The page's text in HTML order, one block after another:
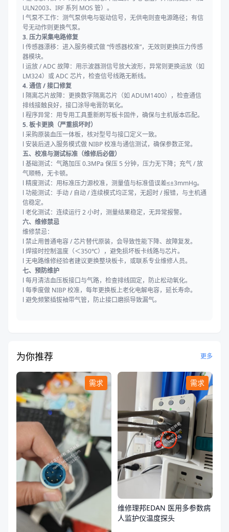
ULN2003、IRF 系列 MOS 管）。
l 气泵不工作：测气泵供电与驱动信号，无供电则查电源路径；有信
号无动作则更换气泵。
3. 压力采集电路修复
l 传感器漂移：进入服务模式做 “传感器校准”，无效则更换压力传感
器模块。
l 运放 / ADC 故障：用示波器测信号放大波形，异常则更换运放（如
LM324）或 ADC 芯片，检查信号线路无断线。
4. 通信 / 接口修复
l 隔离芯片故障：更换数字隔离芯片（如 ADUM1400），检查通信
排线接触良好，接口涂导电膏防氧化。
l 程序异常：用专用工具重新刷写板卡固件，确保与主机版本匹配。
5. 板卡更换（严重损坏时）
l 采购原装血压一体板，核对型号与接口定义一致。
l 安装后进入服务模式做 NIBP 校准与通信测试，确保参数正常。
五、校准与测试标准（维修后必做）
l 基础测试：气路加压 0.3MPa 保压 5 分钟，压力无下降；充气 / 放
气顺畅，无卡顿。
l 精度测试：用标准压力源校准，测量值与标准值误差≤±3mmHg。
l 功能测试：手动 / 自动 / 连续模式均正常，无超时 / 报错，与主机通
信稳定。
l 老化测试：连续运行 2 小时，测量结果稳定，无异常报警。
六、维修禁忌
维修禁忌：
l 禁止用普通电容 / 芯片替代原装，会导致性能下降、故障复发。
l 焊接时控制温度（＜350℃），避免损坏板卡线路与芯片。
l 无电路维修经验者建议更换整块板卡，或联系专业维修人员。
七、预防维护
l 每月清洁血压板接口与气路，检查排线固定，防止松动氧化。
l 每季度做 NIBP 校准，每年更换板上老化电解电容，延长寿命。
l 避免频繁插拔袖带气管，防止接口磨损导致漏气。
为你推荐 更多
需求 需求
维修理邦EDAN 医用多参数病
人监护仪温度探头